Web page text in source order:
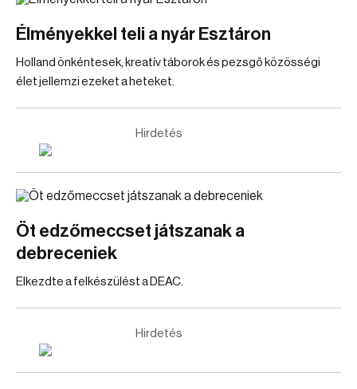
Élményekkel teli a nyár Esztáron
Holland önkéntesek, kreatív táborok és pezsgő közösségi
élet jellemzi ezeket a heteket.
Hirdetés
Öt edzőmeccset játszanak a
debreceniek
Elkezdte a felkészülést a DEAC.
Hirdetés